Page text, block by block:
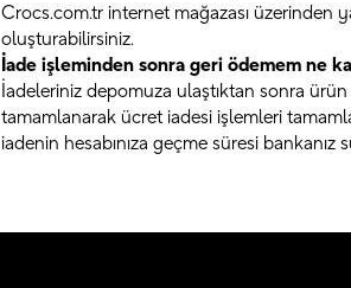
Crocs.com.tr internet mağazası üzerinden
oluşturabilirsiniz.
İade işleminden sonra geri ödemem ne
İadeleriniz depomuza ulaştıktan sonra
tamamlanarak ücret iadesi işlemleri
iadenin hesabınıza geçme süresi